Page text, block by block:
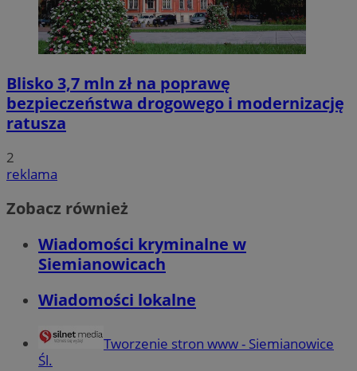
Blisko 3,7 mln zł na poprawę
bezpieczeństwa drogowego i modernizację
ratusza
2
reklama
Zobacz również
Wiadomości kryminalne w
Siemianowicach
Wiadomości lokalne
Tworzenie stron www - Siemianowice
Śl.